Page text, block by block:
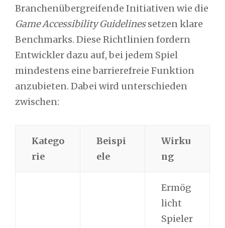
Branchenübergreifende Initiativen wie die
Game Accessibility Guidelinessetzen klare
Benchmarks. Diese Richtlinien fordern
Entwickler dazu auf, bei jedem Spiel
mindestens eine barrierefreie Funktion
anzubieten. Dabei wird unterschieden
zwischen:
Katego
rie
Beispi
ele
Wirku
ng
Ermög
licht
Spieler